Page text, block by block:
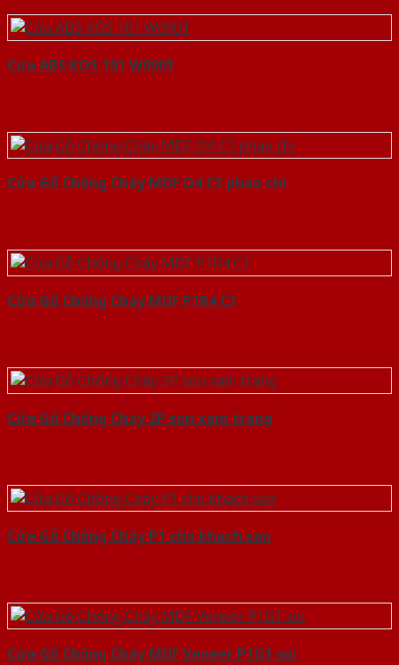
Cửa ABS KOS 101 W0901
Cửa Gỗ Chống Cháy MDF O4 C1 phao chi
Cửa Gỗ Chống Cháy MDF P1R4 C1
Cửa Gỗ Chống Cháy 2P son xam trang
Cửa Gỗ Chống Cháy P1 cho khach san
Cửa Gỗ Chống Cháy MDF Veneer P1G1 soi